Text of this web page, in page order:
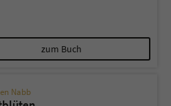
zum Buch
Nabb